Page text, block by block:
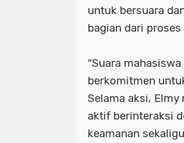
untuk bersuara
bagian dari
“Suara
berkomitmen
Selama aksi,
aktif berinteraksi
keamanan